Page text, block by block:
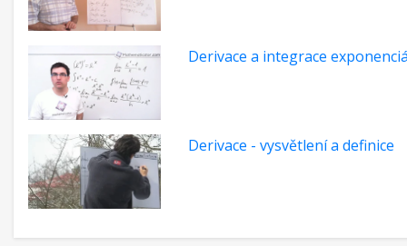
Derivace a integrace
Derivace - vysvětlení a definice